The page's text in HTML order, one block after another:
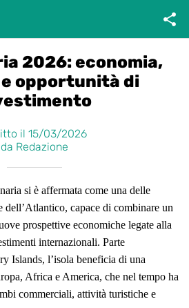
2026: economia,
opportunità di
il 15/03/2026
da Redazione
si è affermata come una delle
capace di combinare un
prospettive economiche legate alla
internazionali. Parte
Islands, l’isola beneficia di una
Africa e America, che nel tempo ha
commerciali, attività turistiche e